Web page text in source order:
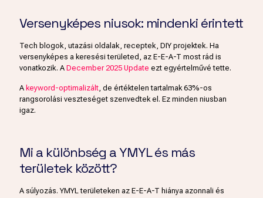
Versenyképes niusok: mindenki érintett
Tech blogok, utazási oldalak, receptek, DIY projektek. Ha
versenyképes a keresési területed, az E-E-A-T most rád is
vonatkozik. A December 2025 Update ezt egyértelművé tette.
A keyword-optimalizált, de értéktelen tartalmak 63%-os
rangsorolási veszteséget szenvedtek el. Ez minden niusban
igaz.
Mi a különbség a YMYL és más
területek között?
A súlyozás. YMYL területeken az E-E-A-T hiánya azonnali és